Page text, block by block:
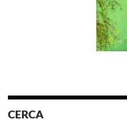
CERCA